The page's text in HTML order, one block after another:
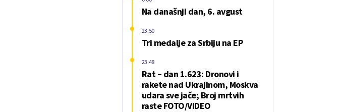
Na današnji dan, 6. avgust
Tri medalje za Srbiju na EP
23:50
Rat – dan 1.623: Dronovi i
rakete nad Ukrajinom, Moskva
udara sve jače; Broj mrtvih
raste FOTO/VIDEO
23:48